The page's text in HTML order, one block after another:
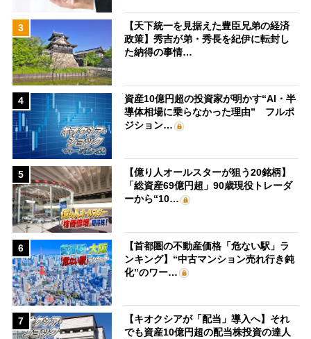
3
【天下統一を見据えた豊臣兄弟の経済
政策】秀吉が弟・秀長を紀伊に転封し
た納得の事情…
4
資産10億円超の投資家が明かす“AI・半
導体相場に乗らなかった理由” フルポ
ジション…
5
【億り人オールスターが狙う20銘柄】
「総資産69億円超」90歳現役トレーダ
ーから“10…
6
【首都圏の不動産価格「危ない駅」ラ
ンキング】“中古マンション売れ行き鈍
化”のワー…
7
【キオクシアが「配当」導入へ】それ
でも資産10億円超の配当株投資の達人